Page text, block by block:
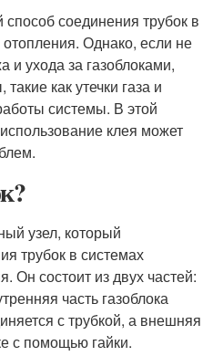
соединения трубок в
Однако, если не
и ухода за газоблоками,
как утечки газа и
системы. В этой
клея может
узел, который
трубок в системах
Он состоит из двух частей:
часть газоблока
с трубкой, а внешняя
с помощью гайки.